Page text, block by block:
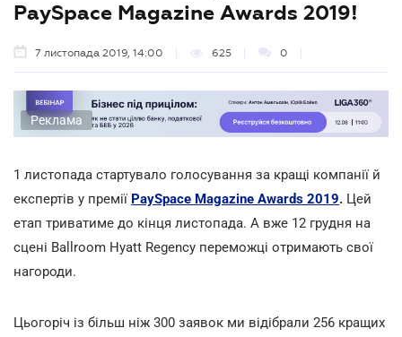
PaySpace Magazine Awards 2019!
7 листопада 2019, 14:00 625 0
Реклама
1 листопада стартувало голосування за кращі компанії й
експертів у премії PaySpace Magazine Awards 2019. Цей
етап триватиме до кінця листопада. А вже 12 грудня на
сцені Ballroom Hyatt Regency переможці отримають свої
нагороди.
Цьогоріч із більш ніж 300 заявок ми відібрали 256 кращих